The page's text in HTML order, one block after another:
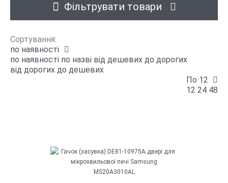
Фільтрувати товари
Сортування:
по наявності
по наявності по назві від дешевих до дорогих
від дорогих до дешевих
По 12
12 24 48